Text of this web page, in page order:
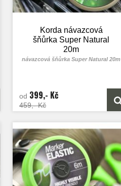
Korda návazcová
šňůrka Super Natural
20m
návazcová šňůrka Super Natural 20m
od 399,- Kč
459,- Kč